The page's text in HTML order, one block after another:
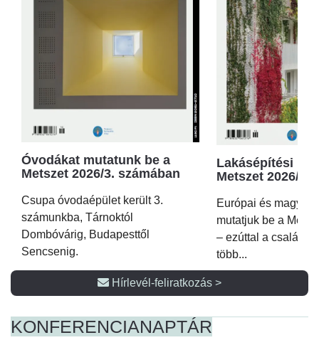
Óvodákat mutatunk be a
Metszet 2026/3. számában
Csupa óvodaépület került 3.
számunkba, Tárnoktól
Dombóvárig, Budapesttől
Sencsenig.
Lakásépítési
Metszet 2026/2.
Európai és magyar
mutatjuk be a
– ezúttal a családi
több...
Hírlevél-feliratkozás >
KONFERENCIANAPTÁR